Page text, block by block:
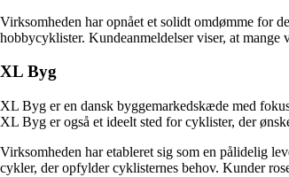
Virksomheden har opnået et solidt omdømme for
hobbycyklister. Kundeanmeldelser viser, at
XL Byg
XL Byg er en dansk byggemarkedskæde med
XL Byg er også et ideelt sted for cyklister, der
Virksomheden har etableret sig som en pålidelig
cykler, der opfylder cyklisternes behov. Kunder